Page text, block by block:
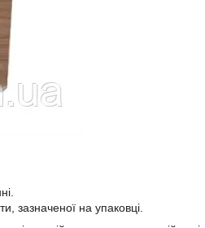
зазначеної на упаковці.